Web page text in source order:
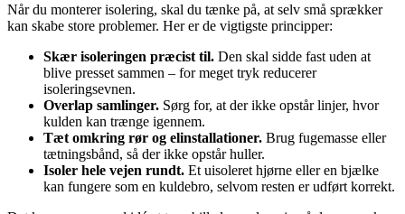
Når du monterer isolering, skal du tænke på, at selv små sprækker
kan skabe store problemer. Her er de vigtigste principper:
Skær isoleringen præcist til. Den skal sidde fast uden at
blive presset sammen – for meget tryk reducerer
isoleringsevnen.
Overlap samlinger. Sørg for, at der ikke opstår linjer, hvor
kulden kan trænge igennem.
Tæt omkring rør og elinstallationer. Brug fugemasse eller
tætningsbånd, så der ikke opstår huller.
Isoler hele vejen rundt. Et uisoleret hjørne eller en bjælke
kan fungere som en kuldebro, selvom resten er udført korrekt.